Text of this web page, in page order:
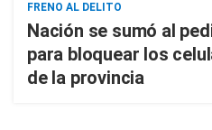
FRENO AL DELITO
Nación se sumó al
para bloquear los
de la provincia